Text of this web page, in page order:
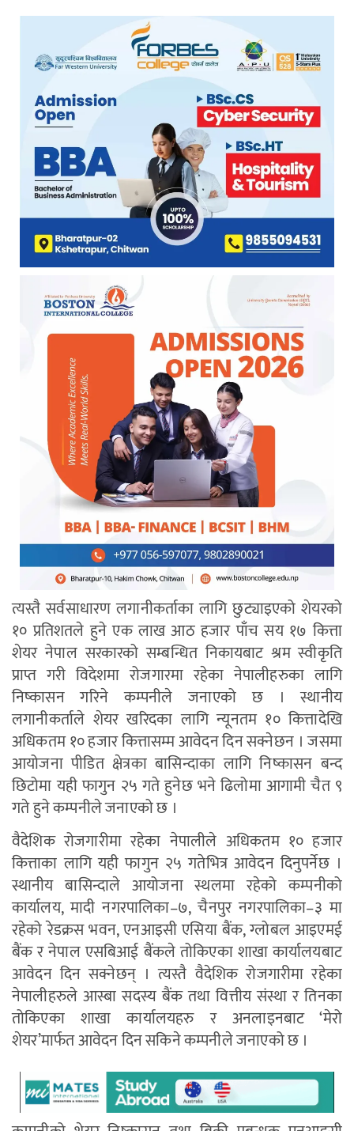
त्यस्तै सर्वसाधारण लगानीकर्ताका लागि छुट्याइएको शेयरको
१० प्रतिशतले हुने एक लाख आठ हजार पाँच सय १७ कित्ता
शेयर नेपाल सरकारको सम्बन्धित निकायबाट श्रम स्वीकृति
प्राप्त गरी विदेशमा रोजगारमा रहेका नेपालीहरुका लागि
निष्कासन गरिने कम्पनीले जनाएको छ । स्थानीय
लगानीकर्ताले शेयर खरिदका लागि न्यूनतम १० कित्तादेखि
अधिकतम १० हजार कित्तासम्म आवेदन दिन सक्नेछन । जसमा
आयोजना पीडित क्षेत्रका बासिन्दाका लागि निष्कासन बन्द
छिटोमा यही फागुन २५ गते हुनेछ भने ढिलोमा आगामी चैत ९
गते हुने कम्पनीले जनाएको छ ।
वैदेशिक रोजगारीमा रहेका नेपालीले अधिकतम १० हजार
कित्ताका लागि यही फागुन २५ गतेभित्र आवेदन दिनुपर्नेछ ।
स्थानीय बासिन्दाले आयोजना स्थलमा रहेको कम्पनीको
कार्यालय, मादी नगरपालिका–७, चैनपुर नगरपालिका–३ मा
रहेको रेडक्रस भवन, एनआइसी एसिया बैंक, ग्लोबल आइएमई
बैंक र नेपाल एसबिआई बैंकले तोकिएका शाखा कार्यालयबाट
आवेदन दिन सक्नेछन् । त्यस्तै वैदेशिक रोजगारीमा रहेका
नेपालीहरुले आस्बा सदस्य बैंक तथा वित्तीय संस्था र तिनका
तोकिएका शाखा कार्यालयहरु र अनलाइनबाट ‘मेरो
शेयर’मार्फत आवेदन दिन सकिने कम्पनीले जनाएको छ ।